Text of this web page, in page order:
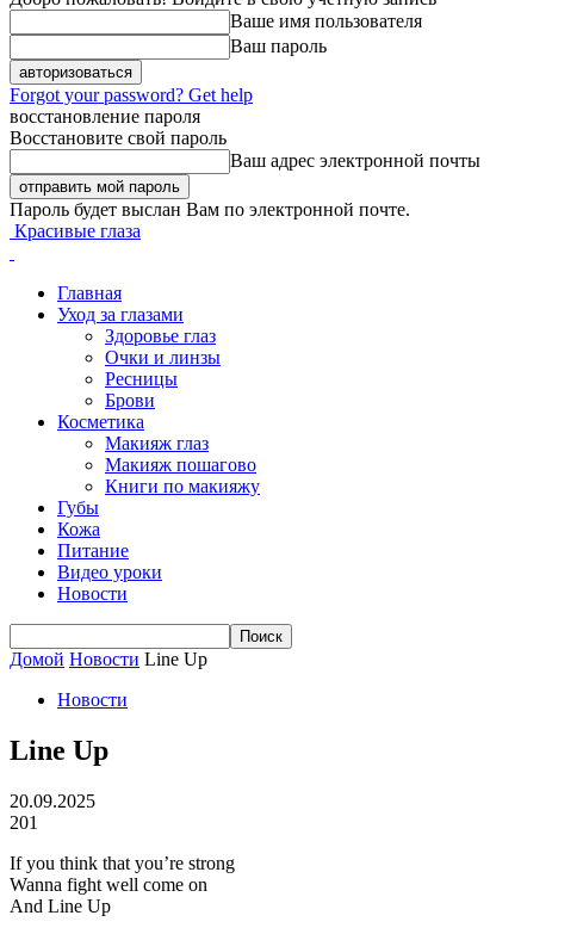
Ваше имя пользователя
Ваш пароль
Forgot your password? Get help
восстановление пароля
Восстановите свой пароль
Ваш адрес электронной почты
Пароль будет выслан Вам по электронной почте.
Красивые глаза
Главная
Уход за глазами
Здоровье глаз
Очки и линзы
Ресницы
Брови
Косметика
Макияж глаз
Макияж пошагово
Книги по макияжу
Губы
Кожа
Питание
Видео уроки
Новости
Домой Новости Line Up
Новости
Line Up
20.09.2025
201
If you think that you’re strong
Wanna fight well come on
And Line Up